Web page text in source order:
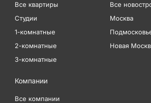
Все квартиры
Студии
1-комнатные
2-комнатные
3-комнатные
Все
Москва
Новая
Компании
Все компании